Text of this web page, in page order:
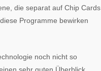
die separat auf Chip Cards
Programme bewirken
noch nicht so